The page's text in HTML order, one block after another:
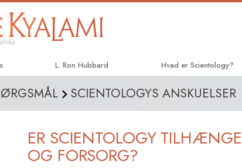
L. Ron Hubbard Hvad er Scientology?
Anskuelser og udøvelser
Hvad scientologer siger
SCIENTOLOGYS ANSKUELSER
ER SCIENTOLOGY
OG FORSORG?